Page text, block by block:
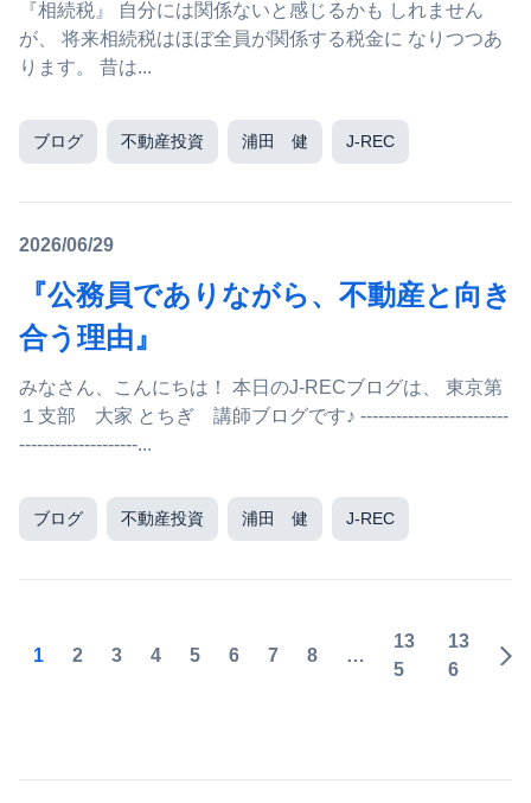
『相続税』 自分には関係ないと感じるかも しれません
が、 将来相続税はほぼ全員が関係する税金に なりつつあ
ります。 昔は...
ブログ 不動産投資 浦田 健 J-REC
2026/06/29
『公務員でありながら、不動産と向き
合う理由』
みなさん、こんにちは！ 本日のJ-RECブログは、 東京第
１支部 大家 とちぎ 講師ブログです♪ -------------------------
--------------------...
ブログ 不動産投資 浦田 健 J-REC
1 2 3 4 5 6 7 8 …
13
5
13
6